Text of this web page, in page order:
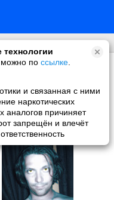
можно по ссылке
и связанная с ними
наркотических
аналогов причиняет
запрещён и влечёт